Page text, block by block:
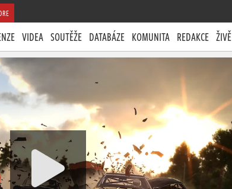
VIDEA SOUTĚŽE DATABÁZE KOMUNITA REDAKCE ŽIVĚ